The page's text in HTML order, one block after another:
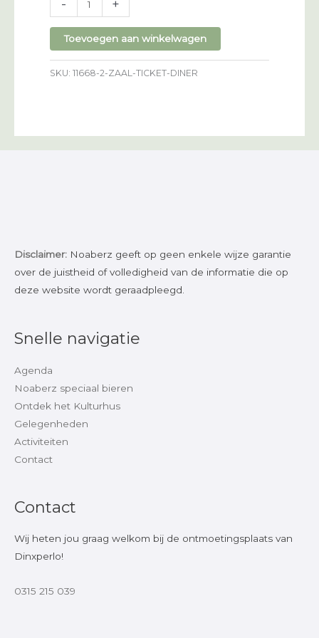
-
ticket
diner
aantal
+
Toevoegen aan winkelwagen
SKU: 11668-2-ZAAL-TICKET-DINER
Disclaimer: Noaberz geeft op geen enkele wijze garantie
over de juistheid of volledigheid van de informatie die op
deze website wordt geraadpleegd.
Snelle navigatie
Agenda
Noaberz speciaal bieren
Ontdek het Kulturhus
Gelegenheden
Activiteiten
Contact
Contact
Wij heten jou graag welkom bij de ontmoetingsplaats van
Dinxperlo!
0315 215 039